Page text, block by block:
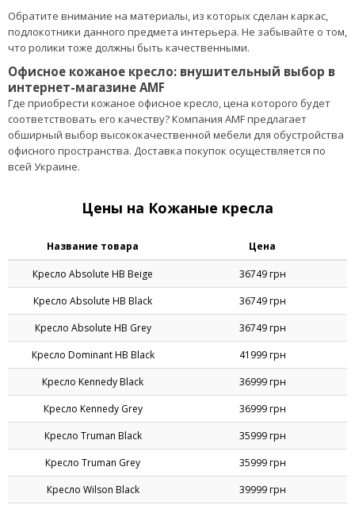
Обратите внимание на материалы, из которых сделан каркас,
подлокотники данного предмета интерьера. Не забывайте о том,
что ролики тоже должны быть качественными.
Офисное кожаное кресло: внушительный выбор в
интернет-магазине AMF
Где приобрести кожаное офисное кресло, цена которого будет
соответствовать его качеству? Компания AMF предлагает
обширный выбор высококачественной мебели для обустройства
офисного пространства. Доставка покупок осуществляется по
всей Украине.
Цены на Кожаные кресла
Название товара Цена
Кресло Absolute HB Beige
36749 грн
Кресло Absolute HB Black
36749 грн
Кресло Absolute HB Grey
36749 грн
Кресло Dominant HB Black
41999 грн
Кресло Kennedy Black
36999 грн
Кресло Kennedy Grey
36999 грн
Кресло Truman Black
35999 грн
Кресло Truman Grey
35999 грн
Кресло Wilson Black
39999 грн